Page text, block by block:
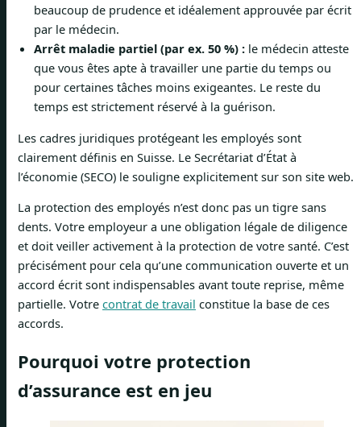
beaucoup de prudence et idéalement approuvée par écrit
par le médecin.
Arrêt maladie partiel (par ex. 50 %) : le médecin atteste
que vous êtes apte à travailler une partie du temps ou
pour certaines tâches moins exigeantes. Le reste du
temps est strictement réservé à la guérison.
Les cadres juridiques protégeant les employés sont
clairement définis en Suisse. Le Secrétariat d’État à
l’économie (SECO) le souligne explicitement sur son site web.
La protection des employés n’est donc pas un tigre sans
dents. Votre employeur a une obligation légale de diligence
et doit veiller activement à la protection de votre santé. C’est
précisément pour cela qu’une communication ouverte et un
accord écrit sont indispensables avant toute reprise, même
partielle. Votre contrat de travail constitue la base de ces
accords.
Pourquoi votre protection
d’assurance est en jeu